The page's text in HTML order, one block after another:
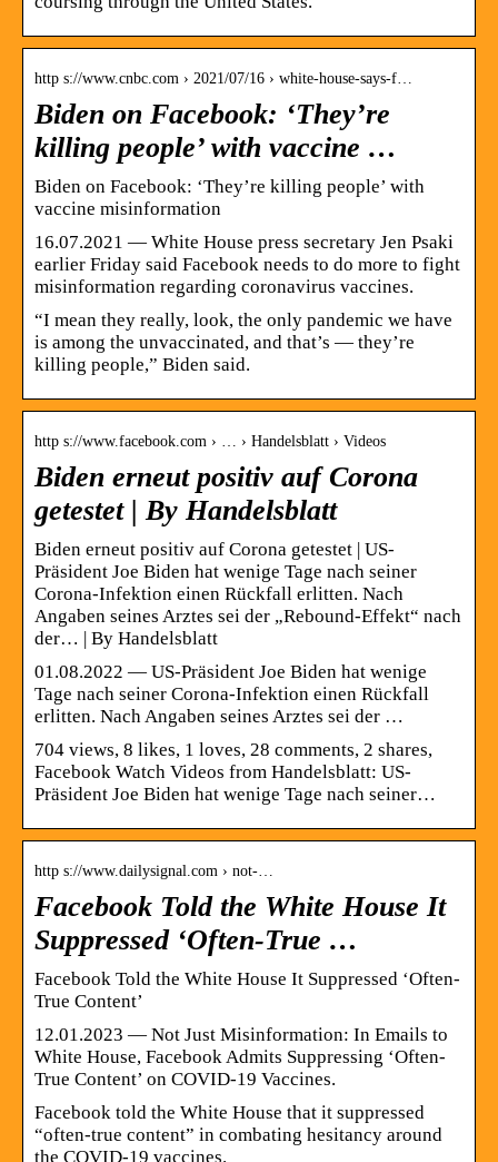
http s://www.cnbc.com › 2021/07/16 › white-house-says-f…
Biden on Facebook: ‘They’re
killing people’ with vaccine …
Biden on Facebook: ‘They’re killing people’ with
vaccine misinformation
16.07.2021 — White House press secretary Jen Psaki
earlier Friday said Facebook needs to do more to fight
misinformation regarding coronavirus vaccines.
“I mean they really, look, the only pandemic we have
is among the unvaccinated, and that’s — they’re
killing people,” Biden said.
http s://www.facebook.com › … › Handelsblatt › Videos
Biden erneut positiv auf Corona
getestet | By Handelsblatt
Biden erneut positiv auf Corona getestet | US-
Präsident Joe Biden hat wenige Tage nach seiner
Corona-Infektion einen Rückfall erlitten. Nach
Angaben seines Arztes sei der „Rebound-Effekt“ nach
der… | By Handelsblatt
01.08.2022 — US-Präsident Joe Biden hat wenige
Tage nach seiner Corona-Infektion einen Rückfall
erlitten. Nach Angaben seines Arztes sei der …
704 views, 8 likes, 1 loves, 28 comments, 2 shares,
Facebook Watch Videos from Handelsblatt: US-
Präsident Joe Biden hat wenige Tage nach seiner…
http s://www.dailysignal.com › not-…
Facebook Told the White House It
Suppressed ‘Often-True …
Facebook Told the White House It Suppressed ‘Often-
True Content’
12.01.2023 — Not Just Misinformation: In Emails to
White House, Facebook Admits Suppressing ‘Often-
True Content’ on COVID-19 Vaccines.
Facebook told the White House that it suppressed
“often-true content” in combating hesitancy around
the COVID-19 vaccines.